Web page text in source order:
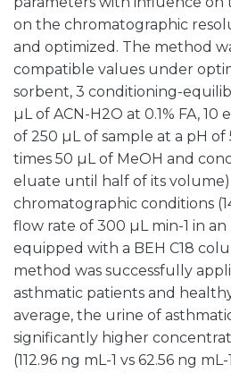
on the chromatographic
and optimized. The method
compatible values under
sorbent, 3 conditioning-
µL of ACN-H2O at 0.1% FA,
of 250 µL of sample at a pH of
times 50 µL of MeOH and
eluate until half of its volume)
chromatographic conditions
flow rate of 300 µL min-1 in an
equipped with a BEH C18
method was successfully
asthmatic patients and
average, the urine of
significantly higher
(112.96 ng mL-1 vs 62.56 ng